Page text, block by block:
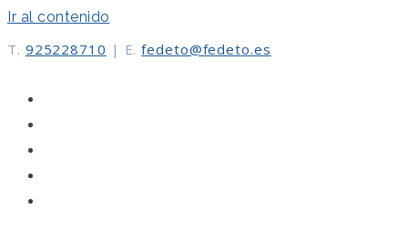
Ir al contenido
T. 925228710 | E. fedeto@fedeto.es